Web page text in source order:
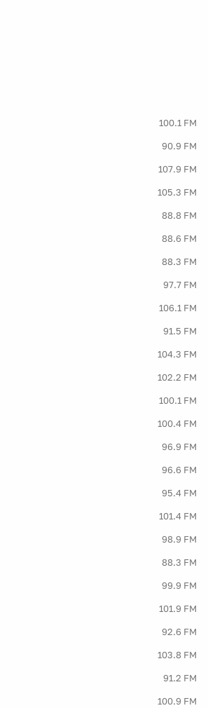
100.1 FM
90.9 FM
107.9 FM
105.3 FM
88.8 FM
88.6 FM
88.3 FM
97.7 FM
106.1 FM
91.5 FM
104.3 FM
102.2 FM
100.1 FM
100.4 FM
96.9 FM
96.6 FM
95.4 FM
101.4 FM
98.9 FM
88.3 FM
99.9 FM
101.9 FM
92.6 FM
103.8 FM
91.2 FM
100.9 FM